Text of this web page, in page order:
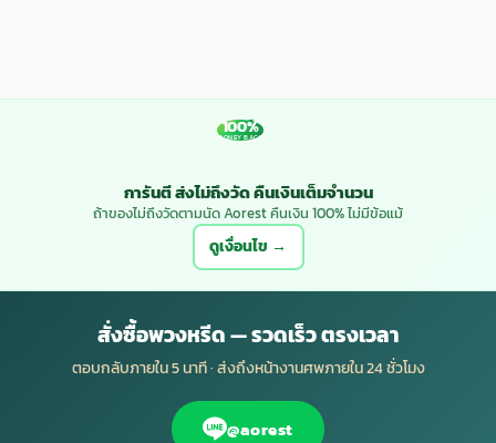
100%
MONEY BACK
การันตี ส่งไม่ถึงวัด คืนเงินเต็มจำนวน
ถ้าของไม่ถึงวัดตามนัด Aorest คืนเงิน 100% ไม่มีข้อแม้
ดูเงื่อนไข →
สั่งซื้อพวงหรีด — รวดเร็ว ตรงเวลา
ตอบกลับภายใน 5 นาที · ส่งถึงหน้างานศพภายใน 24 ชั่วโมง
@aorest